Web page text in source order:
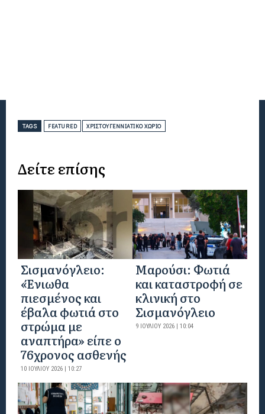
TAGS FEATURED ΧΡΙΣΤΟΥΓΕΝΝΙΆΤΙΚΟ ΧΩΡΙΌ
Δείτε επίσης
Σισμανόγλειο:
«Ένιωθα
πιεσμένος και
έβαλα φωτιά στο
στρώμα με
αναπτήρα» είπε ο
76χρονος ασθενής
10 ΙΟΥΛΊΟΥ 2026 | 10:27
Μαρούσι: Φωτιά
και καταστροφή σε
κλινική στο
Σισμανόγλειο
9 ΙΟΥΛΊΟΥ 2026 | 10:04